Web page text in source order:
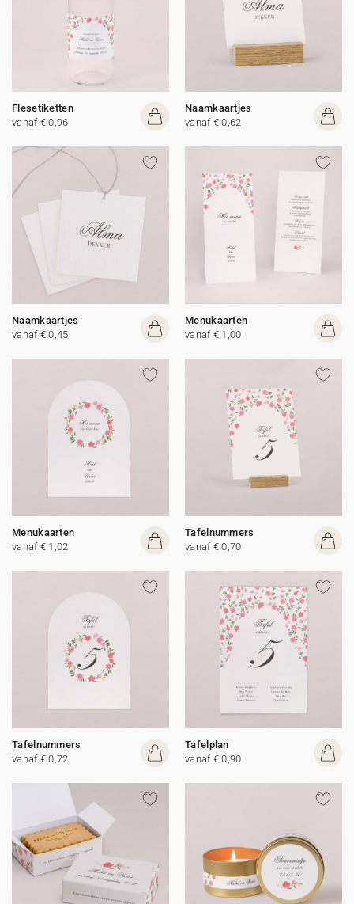
Flesetiketten
vanaf € 0,96
Naamkaartjes
vanaf € 0,62
Naamkaartjes
vanaf € 0,45
Menukaarten
vanaf € 1,00
Menukaarten
vanaf € 1,02
Tafelnummers
vanaf € 0,70
Tafelnummers
vanaf € 0,72
Tafelplan
vanaf € 0,90